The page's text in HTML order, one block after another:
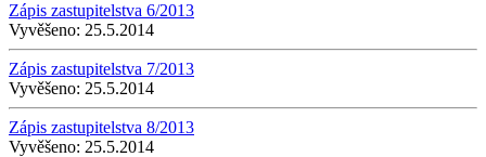
Zápis zastupitelstva 6/2013
Vyvěšeno: 25.5.2014
Zápis zastupitelstva 7/2013
Vyvěšeno: 25.5.2014
Zápis zastupitelstva 8/2013
Vyvěšeno: 25.5.2014